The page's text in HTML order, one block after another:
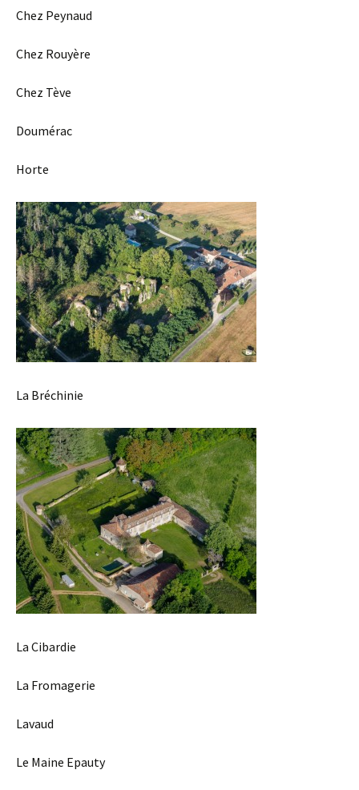
Chez Peynaud
Chez Rouyère
Chez Tève
Doumérac
Horte
La Bréchinie
La Cibardie
La Fromagerie
Lavaud
Le Maine Epauty